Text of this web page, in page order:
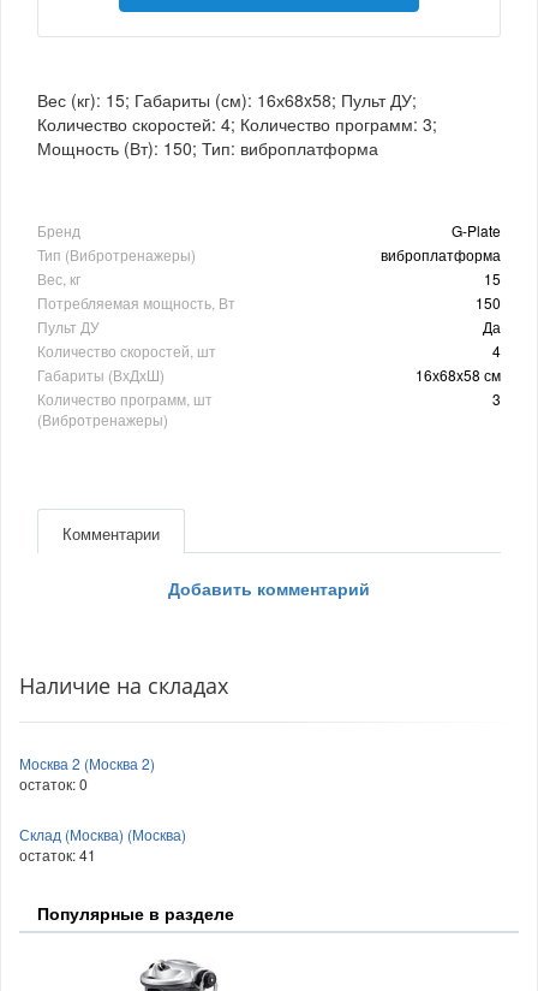
Вес (кг): 15; Габариты (см): 16х68x58; Пульт ДУ;
Количество скоростей: 4; Количество программ: 3;
Мощность (Вт): 150; Тип: виброплатформа
Бренд
G-Plate
Тип (Вибротренажеры)
виброплатформа
Вес, кг
15
Потребляемая мощность, Вт
150
Пульт ДУ
Да
Количество скоростей, шт
4
Габариты (ВхДхШ)
16х68x58 см
Количество программ, шт
(Вибротренажеры)
3
Комментарии
Добавить комментарий
Наличие на складах
Москва 2 (Москва 2)
остаток:0
Склад (Москва) (Москва)
остаток:41
Популярные в разделе